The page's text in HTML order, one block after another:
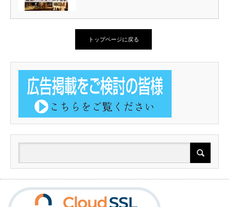
トップページに戻る